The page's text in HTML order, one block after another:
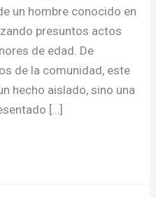
un hombre conocido en
presuntos actos
de edad. De
de la comunidad, este
hecho aislado, sino una
[…]